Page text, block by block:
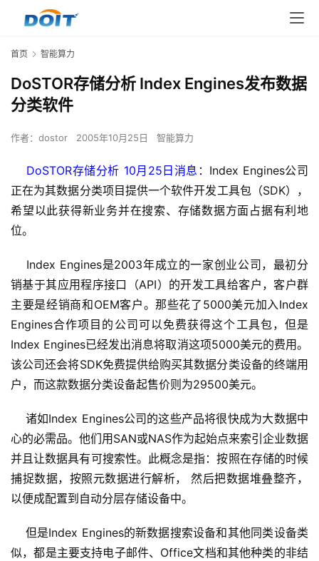
首页 智能算力
DoSTOR存储分析 Index Engines发布数据
分类软件
作者： dostor 2005年10月25日 智能算力
DoSTOR存储分析 10月25日消息 ：Index Engines公司
正在为其数据分类项目提供一个软件开发工具包（SDK），
希望以此获得新业务并在搜索、存储数据方面占据有利地
位。
Index Engines是2003年成立的一家创业公司，最初分
销基于其应用程序接口（API）的开发工具给客户，客户群
主要是经销商和OEM客户。那些花了5000美元加入Index
Engines合作项目的公司可以免费获得这个工具包，但是
Index Engines已经发出消息将取消这项5000美元的费用。
该公司还会将SDK免费提供给购买其数据分类设备的终端用
户，而这款数据分类设备起售价则为29500美元。
诸如Index Engines公司的这些产品将很快成为大数据中
心的必需品。他们用SAN或NAS作为起始点来索引企业数据
并且让数据具有可搜索性。此概念是指：按照在存储的时候
捕捉数据，按照元数据进行解析， 然后把数据堆叠整齐，
以便成配置到自动分层存储设备中。
但是Index Engines的新数据搜索设备和其他同类设备类
似，都是主要支持电子邮件、Office文档和其他种类的非结